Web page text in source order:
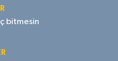
bitmesin